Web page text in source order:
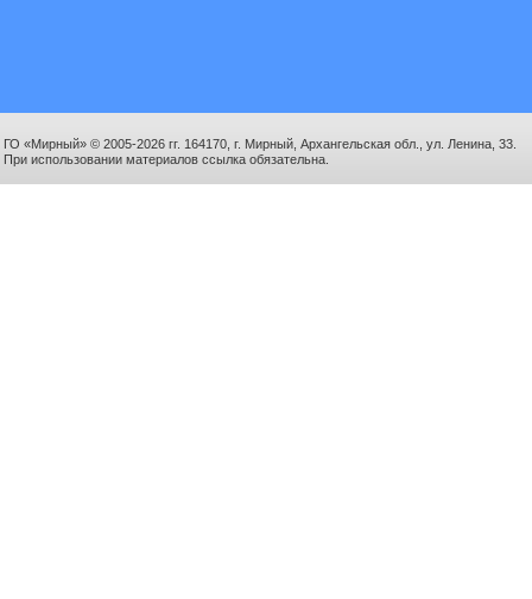
ГО «Мирный» © 2005-2026 гг. 164170, г. Мирный, Архангельская обл., ул. Ленина, 33.
При использовании материалов ссылка обязательна.